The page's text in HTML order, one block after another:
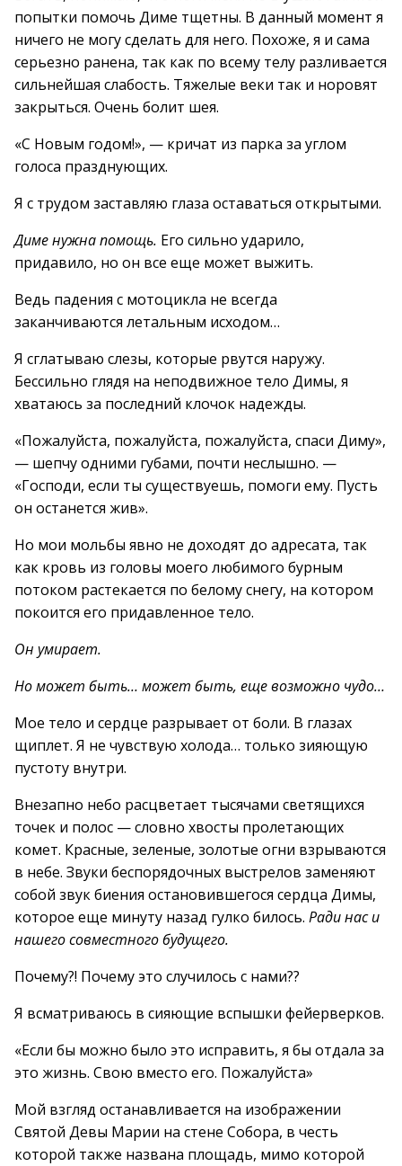
попытки помочь Диме тщетны. В данный момент я
ничего не могу сделать для него. Похоже, я и сама
серьезно ранена, так как по всему телу разливается
сильнейшая слабость. Тяжелые веки так и норовят
закрыться. Очень болит шея.
«С Новым годом!», — кричат из парка за углом
голоса празднующих.
Я с трудом заставляю глаза оставаться открытыми.
Диме нужна помощь. Его сильно ударило,
придавило, но он все еще может выжить.
Ведь падения с мотоцикла не всегда
заканчиваются летальным исходом…
Я сглатываю слезы, которые рвутся наружу.
Бессильно глядя на неподвижное тело Димы, я
хватаюсь за последний клочок надежды.
«Пожалуйста, пожалуйста, пожалуйста, спаси Диму»,
— шепчу одними губами, почти неслышно. —
«Господи, если ты существуешь, помоги ему. Пусть
он останется жив».
Но мои мольбы явно не доходят до адресата, так
как кровь из головы моего любимого бурным
потоком растекается по белому снегу, на котором
покоится его придавленное тело.
Он умирает.
Но может быть… может быть, еще возможно чудо…
Мое тело и сердце разрывает от боли. В глазах
щиплет. Я не чувствую холода… только зияющую
пустоту внутри.
Внезапно небо расцветает тысячами светящихся
точек и полос — словно хвосты пролетающих
комет. Красные, зеленые, золотые огни взрываются
в небе. Звуки беспорядочных выстрелов заменяют
собой звук биения остановившегося сердца Димы,
которое еще минуту назад гулко билось. Ради нас и
нашего совместного будущего.
Почему?! Почему это случилось с нами??
Я всматриваюсь в сияющие вспышки фейерверков.
«Если бы можно было это исправить, я бы отдала за
это жизнь. Свою вместо его. Пожалуйста»
Мой взгляд останавливается на изображении
Святой Девы Марии на стене Собора, в честь
которой также названа площадь, мимо которой